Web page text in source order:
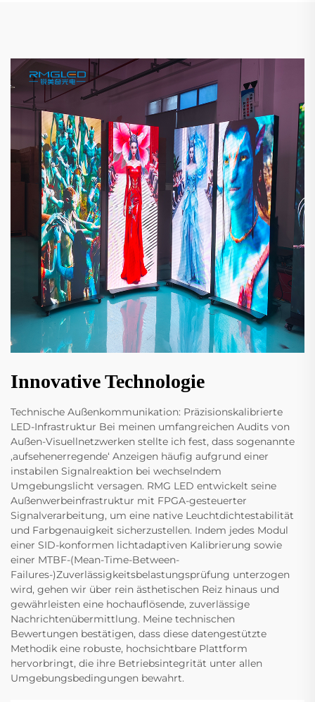
Innovative Technologie
Technische Außenkommunikation: Präzisionskalibrierte
LED-Infrastruktur Bei meinen umfangreichen Audits von
Außen-Visuellnetzwerken stellte ich fest, dass sogenannte
‚aufsehenerregende‘ Anzeigen häufig aufgrund einer
instabilen Signalreaktion bei wechselndem
Umgebungslicht versagen. RMG LED entwickelt seine
Außenwerbeinfrastruktur mit FPGA-gesteuerter
Signalverarbeitung, um eine native Leuchtdichtestabilität
und Farbgenauigkeit sicherzustellen. Indem jedes Modul
einer SID-konformen lichtadaptiven Kalibrierung sowie
einer MTBF-(Mean-Time-Between-
Failures-)Zuverlässigkeitsbelastungsprüfung unterzogen
wird, gehen wir über rein ästhetischen Reiz hinaus und
gewährleisten eine hochauflösende, zuverlässige
Nachrichtenübermittlung. Meine technischen
Bewertungen bestätigen, dass diese datengestützte
Methodik eine robuste, hochsichtbare Plattform
hervorbringt, die ihre Betriebsintegrität unter allen
Umgebungsbedingungen bewahrt.